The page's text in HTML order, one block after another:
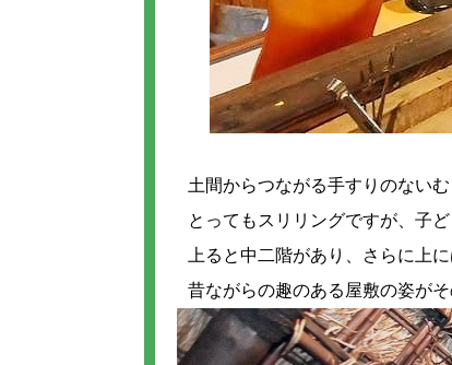
土間からつながる手すりのない
とってもスリリングですが、子ど
上ると中二階があり、さらに上に
昔ながらの趣のある屋敷の姿が